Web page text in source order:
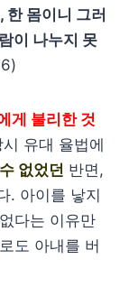
한 몸이니 그러
이 나누지 못
게 불리한 것
시 유대 율법에
없었던 반면,
. 아이를 낳지
다는 이유만
도 아내를 버